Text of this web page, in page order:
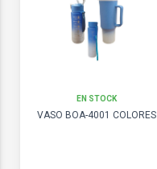
EN STOCK
VASO BOA-4001 COLORES